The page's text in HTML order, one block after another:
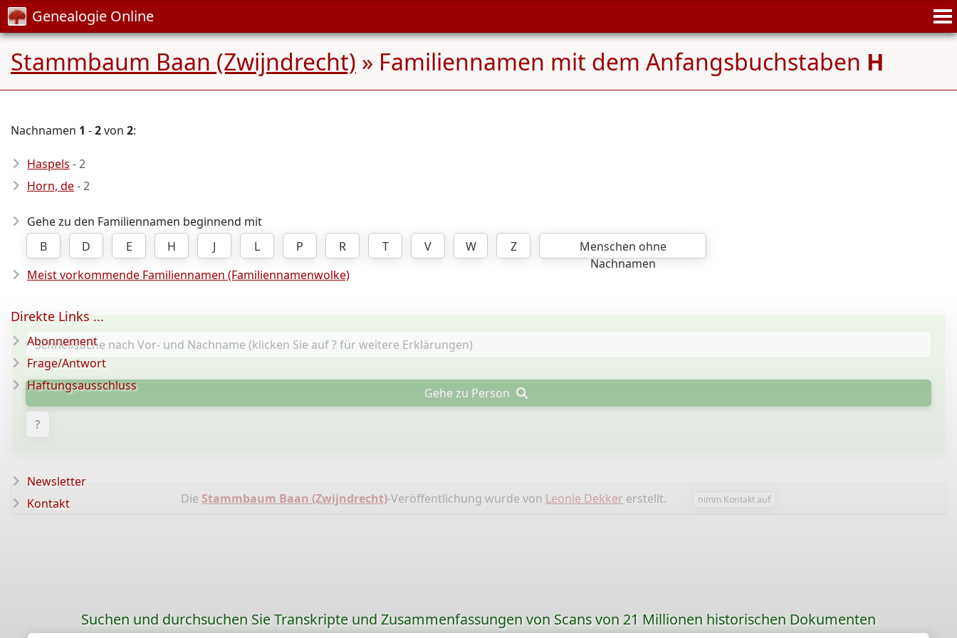
Genealogie Online
Stammbaum Baan (Zwijndrecht) » Familiennamen mit dem Anfangsbuchstaben H
Nachnamen 1 -2von 2:
Haspels - 2
Horn, de- 2
Gehe zu den Familiennamen beginnend mit
B
D E H J L P R T V W Z
Menschen ohne
Nachnamen
Meist vorkommende Familiennamen (Familiennamenwolke)
Gehe zu Person
?
Die Stammbaum Baan (Zwijndrecht)-Veröffentlichung wurde von Leonie Dekker erstellt. nimm Kontakt auf
Direkte Links ...
Abonnement
Frage/Antwort
Haftungsausschluss
Newsletter
Kontakt
Suchen und durchsuchen Sie Transkripte und Zusammenfassungen von Scans von 21 Millionen historischen Dokumenten